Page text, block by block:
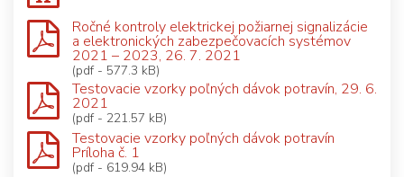
Ročné kontroly elektrickej požiarnej signalizácie
a elektronických zabezpečovacích systémov
2021 – 2023, 26. 7. 2021
(pdf - 577.3 kB)
Testovacie vzorky poľných dávok potravín, 29. 6.
2021
(pdf - 221.57 kB)
Testovacie vzorky poľných dávok potravín
Príloha č. 1
(pdf - 619.94 kB)